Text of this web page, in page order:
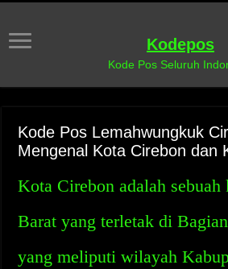
Kodepos
Kode Pos Seluruh
Kode Pos Lemahwungkuk
Mengenal Kota Cirebon dan
Kota Cirebon adalah sebuah
Barat yang terletak di
yang meliputi wilayah